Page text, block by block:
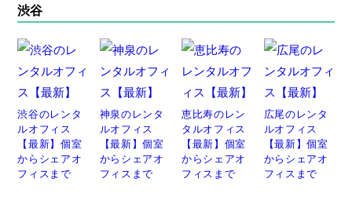
渋谷
渋谷のレンタ
ルオフィス
【最新】個室
からシェアオ
フィスまで
神泉のレンタ
ルオフィス
【最新】個室
からシェアオ
フィスまで
恵比寿のレン
タルオフィス
【最新】個室
からシェアオ
フィスまで
広尾のレンタ
ルオフィス
【最新】個室
からシェアオ
フィスまで